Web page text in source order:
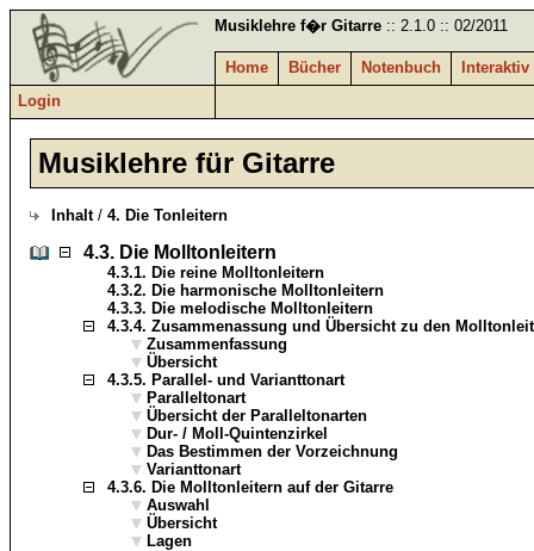
Musiklehre f�r Gitarre :: 2.1.0 :: 02/2011
Home Bücher Notenbuch
Interaktiv
Login
Musiklehre für Gitarre
Inhalt/4. Die Tonleitern
4.3. Die Molltonleitern
4.3.1. Die reine Molltonleitern
4.3.2. Die harmonische Molltonleitern
4.3.3. Die melodische Molltonleitern
4.3.4. Zusammenassung und Übersicht zu den
Zusammenfassung
Übersicht
4.3.5. Parallel- und Varianttonart
Paralleltonart
Übersicht der Paralleltonarten
Dur- / Moll-Quintenzirkel
Das Bestimmen der Vorzeichnung
Varianttonart
4.3.6. Die Molltonleitern auf der Gitarre
Auswahl
Übersicht
Lagen